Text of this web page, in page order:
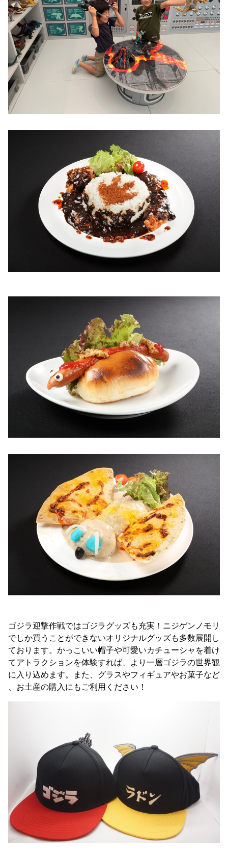
ゴジラ迎撃作戦ではゴジラグッズも充実！ニジゲンノモリ
でしか買うことができないオリジナルグッズも多数展開し
ております。かっこいい帽子や可愛いカチューシャを着け
てアトラクションを体験すれば、より一層ゴジラの世界観
に入り込めます。また、グラスやフィギュアやお菓子など
、お土産の購入にもご利用ください！